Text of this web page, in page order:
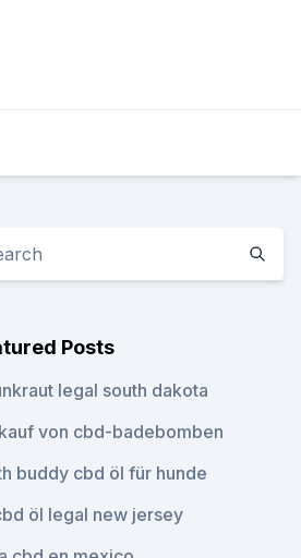
Posts
legal south dakota
von cbd-badebomben
buddy cbd öl für hunde
öl legal new jersey